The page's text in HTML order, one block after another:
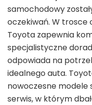
samochodowy
oczekiwań. W trosce
Toyota zapewnia
specjalistyczne
odpowiada na
idealnego auta.
nowoczesne modele
serwis, w którym